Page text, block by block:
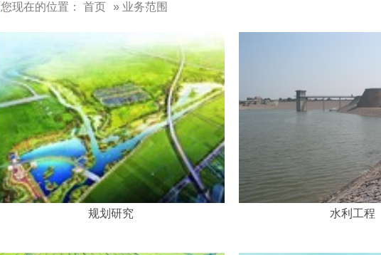
您现在的位置： 首页 » 业务范围
规划研究 水利工程